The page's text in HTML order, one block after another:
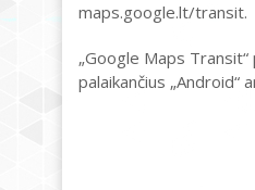
maps.google.lt/transit.
„Google Maps
palaikančius „Android“